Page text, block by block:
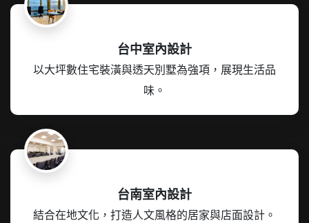
台中室內設計
以大坪數住宅裝潢與透天別墅為強項，展現生活品
味。
台南室內設計
結合在地文化，打造人文風格的居家與店面設計。